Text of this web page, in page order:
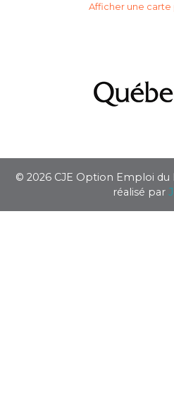
Afficher une carte
© 2026 CJE Option Emploi
réalisé par